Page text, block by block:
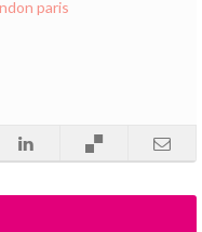
paris